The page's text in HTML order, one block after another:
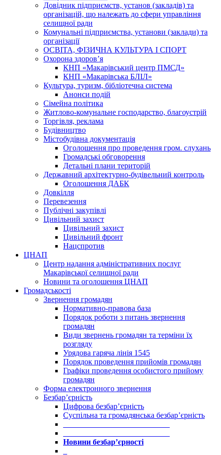
Довідник підприємств, установ (закладів) та
організацій, що належать до сфери управління
селищної ради
Комунальні підприємства, установи (заклади) та
організації
ОСВІТА, ФІЗИЧНА КУЛЬТУРА І СПОРТ
Охорона здоров’я
КНП «Макарівський центр ПМСД»
КНП «Макарівська БЛІЛ»
Культура, туризм, бібліотечна система
Анонси подій
Сімейна політика
Житлово-комунальне господарство, благоустрій
Торгівля, реклама
Будівництво
Містобудівна документація
Оголошення про проведення гром. слухань
Громадські обговорення
Детальні плани територій
Державний архітектурно-будівельний контроль
Оголошення ДАБК
Довкілля
Перевезення
Публічні закупівлі
Цивільний захист
Цивільний захист
Цивільний фронт
Нацспротив
ЦНАП
Центр надання адміністративних послуг
Макарівської селищної ради
Новини та оголошення ЦНАП
Громадськості
Звернення громадян
Нормативно-правова база
Порядок роботи з питань звернення
громадян
Види звернень громадян та терміни їх
розгляду
Урядова гаряча лінія 1545
Порядок проведення прийомів громадян
Графіки проведення особистого прийому
громадян
Форма електронного звернення
Безбар’єрність
Цифрова безбар’єрність
Суспільна та громадянська безбар’єрність
Новини безбар’єрності